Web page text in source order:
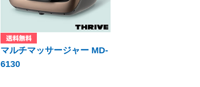
マルチマッサージャー MD-
6130